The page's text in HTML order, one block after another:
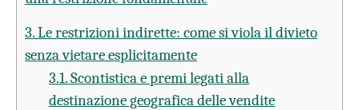
3. Le restrizioni indirette: come si viola il divieto
senza vietare esplicitamente
3.1. Scontistica e premi legati alla
destinazione geografica delle vendite